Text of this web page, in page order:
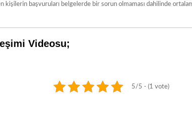
kişilerin başvuruları belgelerde bir sorun olmaması dahilinde
Videosu;
5/5 - (1 vote)